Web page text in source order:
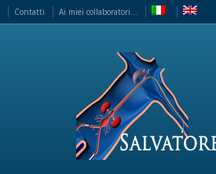
Contatti Ai miei collaboratori…